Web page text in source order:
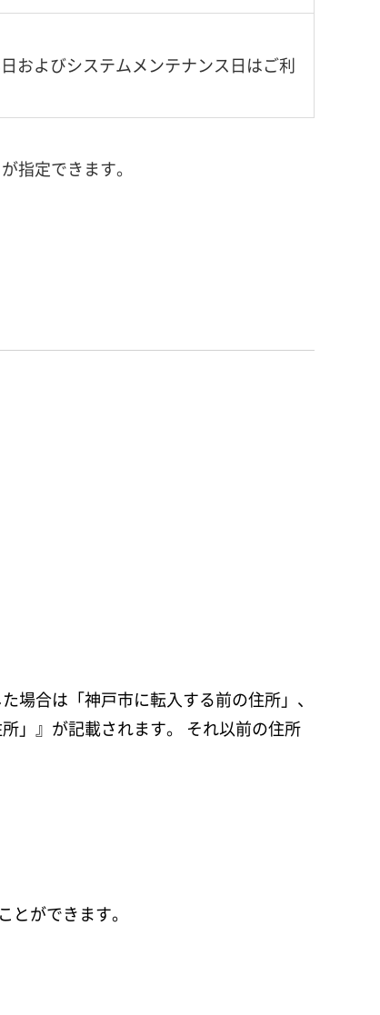
およびシステムメンテナンス日はご利
指定できます。
場合は「神戸市に転入する前の住所」、
」』が記載されます。 それ以前の住所
ができます。